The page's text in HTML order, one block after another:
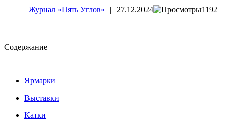
Журнал «Пять Углов» | 27.12.2024 1192
Cодержание
Ярмарки
Выставки
Катки